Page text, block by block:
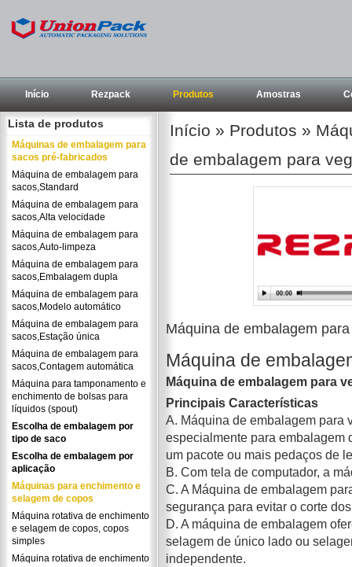
Início Rezpack Produtos Amostras
Lista de produtos
Máquinas de embalagem para
sacos pré-fabricados
Máquina de embalagem para
sacos,Standard
Máquina de embalagem para
sacos,Alta velocidade
Máquina de embalagem para
sacos,Auto-limpeza
Máquina de embalagem para
sacos,Embalagem dupla
Máquina de embalagem para
sacos,Modelo automático
Máquina de embalagem para
sacos,Estação única
Máquina de embalagem para
sacos,Contagem automática
Máquina para tamponamento e
enchimento de bolsas para
líquidos (spout)
Escolha de embalagem por
tipo de saco
Escolha de embalagem por
aplicação
Máquinas para enchimento e
selagem de copos
Máquina rotativa de enchimento
e selagem de copos, copos
simples
Máquina rotativa de enchimento
Início » Produtos »
de embalagem para
Máquina de embalagem
Máquina de
Máquina de embalagem para
Principais Características
A. Máquina de embalagem para
especialmente para embalagem
um pacote ou mais pedaços de
B. Com tela de computador, a
C. A Máquina de embalagem
segurança para evitar o corte
D. A máquina de embalagem
selagem de único lado ou
independente.